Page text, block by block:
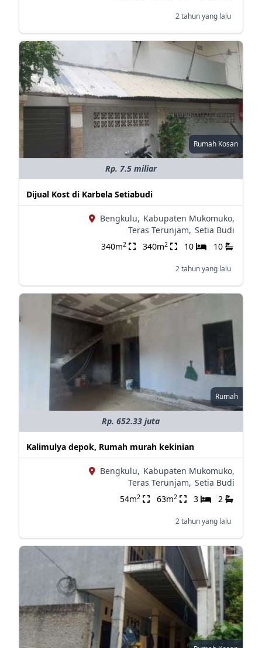
2 tahun yang lalu
Rumah Kosan
Rp. 7.5 miliar
Dijual Kost di Karbela Setiabudi
Bengkulu, Kabupaten Mukomuko,
Teras Terunjam, Setia Budi
340m2 340m2 10 10
2 tahun yang lalu
Rumah
Rp. 652.33 juta
Kalimulya depok, Rumah murah kekinian
Bengkulu, Kabupaten Mukomuko,
Teras Terunjam, Setia Budi
54m2 63m2 3 2
2 tahun yang lalu